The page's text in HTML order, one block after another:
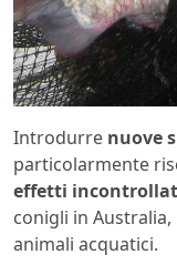
Introdurre nuove
particolarmente
effetti
conigli in
animali acquatici.